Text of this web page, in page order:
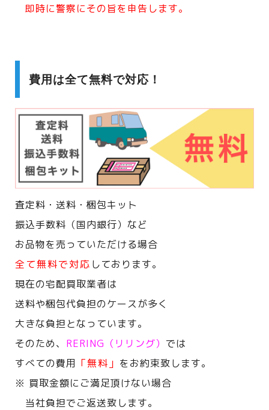
即時に警察にその旨を申告します。
費用は全て無料で対応！
査定料・送料・梱包キット
振込手数料（国内銀行）など
お品物を売っていただける場合
全て無料で対応 しております。
現在の宅配買取業者は
送料や梱包代負担のケースが多く
大きな負担となっています。
そのため、 RERING（リリング） では
すべての費用 「無料」 をお約束致します。
※ 買取金額にご満足頂けない場合
当社負担でご返送致します。